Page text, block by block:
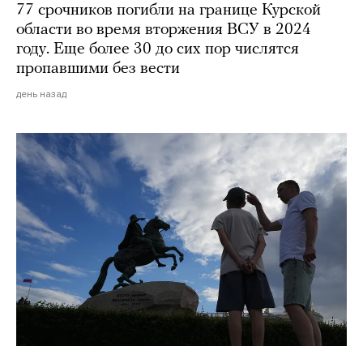
77 срочников погибли на границе Курской
области во время вторжения ВСУ в 2024
году. Еще более 30 до сих пор числятся
пропавшими без вести
день назад